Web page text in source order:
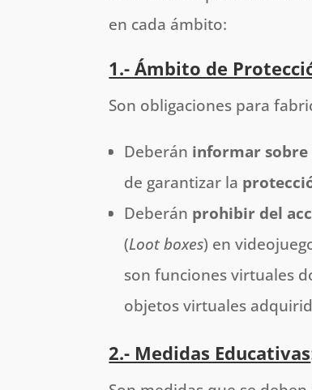
en cada ámbito:
1.- Ámbito de
Son obligaciones para
Deberán informar sobre
de garantizar la
Deberán prohibir del
(Loot boxes) en
son funciones virtuales
objetos virtuales
2.- Medidas Educativas